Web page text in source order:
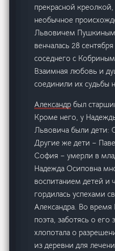
прекрасной
необычное
Львовичем
венчалась 28
соседнего с
Взаимная любовь и
соединили их судьбы
Александр был
Кроме него, у
Львовича были дети:
Другие же дети –
София – умерли в
Надежда Осиповна
воспитанием детей и
гордилась успехами
Александра. Во
поэта, заботясь о его
хлопотала о
из деревни для